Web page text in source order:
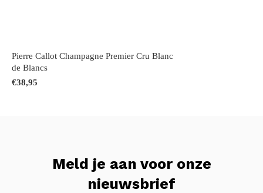
Pierre Callot Champagne Premier Cru Blanc
de Blancs
€38,95
Meld je aan voor onze
nieuwsbrief